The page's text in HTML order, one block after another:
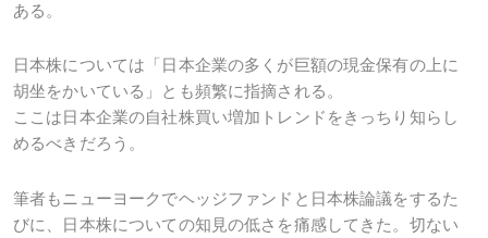
ある。
日本株については「日本企業の多くが巨額の現金保有の上に
胡坐をかいている」とも頻繁に指摘される。
ここは日本企業の自社株買い増加トレンドをきっちり知らし
めるべきだろう。
筆者もニューヨークでヘッジファンドと日本株論議をするた
びに、日本株についての知見の低さを痛感してきた。切ない